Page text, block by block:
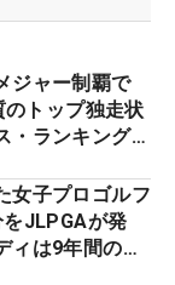
ジャー制覇で
トップ独走状
・ランキング番
女子プロゴルフ
JLPGAが発
は9年間の立